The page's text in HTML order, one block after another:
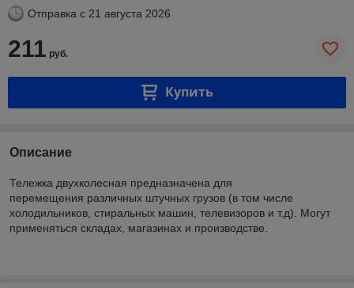
Отправка с 21 августа 2026
211 руб.
Купить
Описание
Тележка двухколесная предназначена для
перемещения различных штучных грузов (в том числе
холодильников, стиральных машин, телевизоров и т.д). Могут
применяться складах, магазинах и производстве.